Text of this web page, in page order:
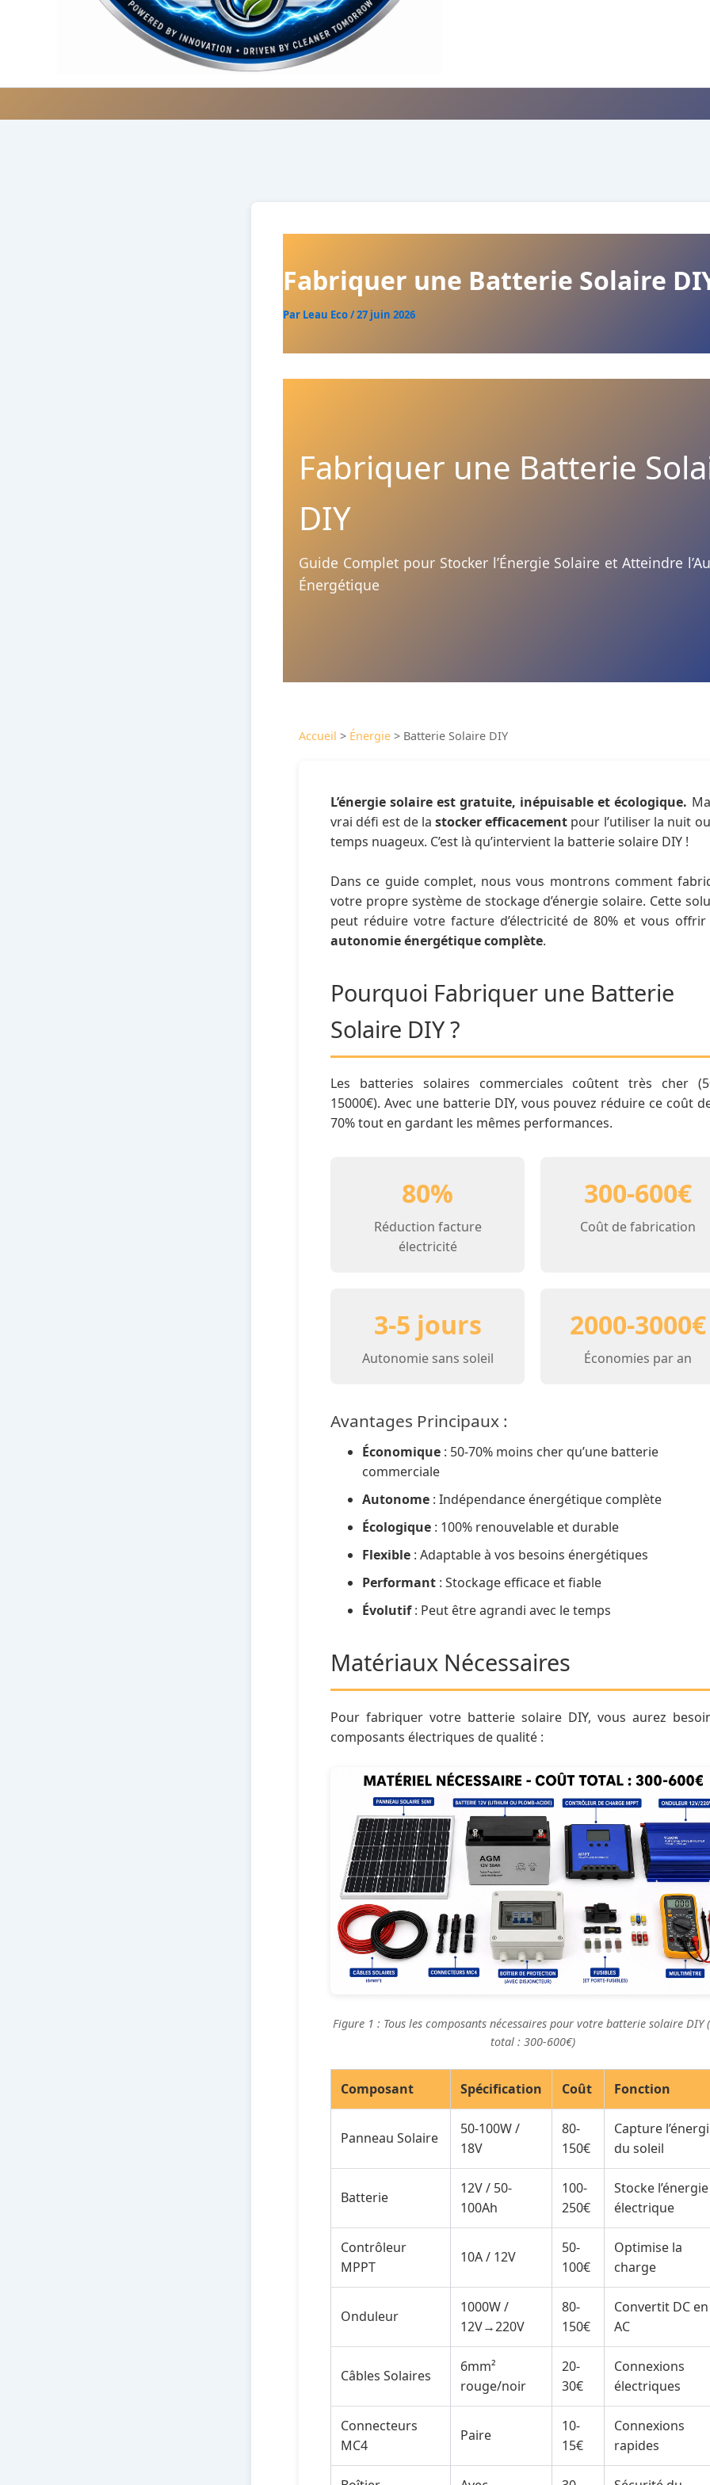
Fabriquer une Batterie Solaire
Par Leau Eco/27 juin 2026
Fabriquer une Batterie
DIY
Guide Complet pour Stocker l’Énergie Solaire et Atteindre
Énergétique
Accueil > Énergie > Batterie Solaire DIY
L’énergie solaire est gratuite, inépuisable et écologique.
vrai défi est de la stocker efficacement pour l’utiliser la nuit
temps nuageux. C’est là qu’intervient la batterie solaire DIY !
Dans ce guide complet, nous vous montrons comment
votre propre système de stockage d’énergie solaire. Cette
peut réduire votre facture d’électricité de 80% et vous
autonomie énergétique complète.
Pourquoi Fabriquer une Batterie
Solaire DIY ?
Les batteries solaires commerciales coûtent très cher
15000€). Avec une batterie DIY, vous pouvez réduire ce coût
70% tout en gardant les mêmes performances.
80%
Réduction facture
électricité
300-600€
Coût de fabrication
3-5 jours
Autonomie sans soleil
2000-3000€
Économies par an
Avantages Principaux :
Économique : 50-70% moins cher qu’une batterie
commerciale
Autonome : Indépendance énergétique complète
Écologique : 100% renouvelable et durable
Flexible : Adaptable à vos besoins énergétiques
Performant : Stockage efficace et fiable
Évolutif: Peut être agrandi avec le temps
Matériaux Nécessaires
Pour fabriquer votre batterie solaire DIY, vous aurez
composants électriques de qualité :
Figure 1 : Tous les composants nécessaires pour votre batterie solaire DIY
total : 300-600€)
Composant Spécification Coût Fonction
Panneau Solaire
50-100W /
18V
80-
150€
Capture
du soleil
Batterie
12V / 50-
100Ah
100-
250€
Stocke l’énergie
électrique
Contrôleur
MPPT
10A / 12V
50-
100€
Optimise la
charge
Onduleur
1000W /
12V→220V
80-
150€
Convertit DC en
AC
Câbles Solaires
6mm²
rouge/noir
20-
30€
Connexions
électriques
Connecteurs
MC4
Paire
10-
15€
Connexions
rapides